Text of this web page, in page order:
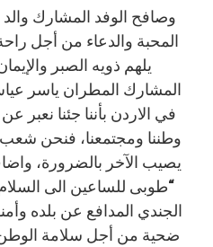
وصافح الوفد المشارك
المحبة والدعاء من أجل
يلهم ذويه الصبر
المشارك المطران ياسر
في الاردن بأننا جئنا نعبر
وطننا ومجتمعنا، فنحن شعب
يصيب الآخر بالضرورة،
“طوبى للساعين الى
الجندي المدافع عن بلده
ضحية من أجل سلامة الوطن،